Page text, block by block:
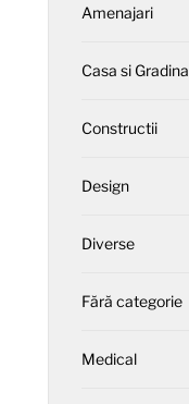
Amenajari
Casa si Gradina
Constructii
Design
Diverse
Fără categorie
Medical